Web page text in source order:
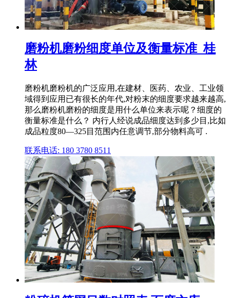
磨粉机磨粉细度单位及衡量标准_桂
林
磨粉机磨粉机的广泛应用,在建材、医药、农业、工业领
域得到应用已有很长的年代,对粉末的细度要求越来越高,
那么磨粉机磨粉的细度是用什么单位来表示呢？细度的
衡量标准是什么？ 内行人经说成品细度达到多少目,比如
成品粒度80—325目范围内任意调节,部分物料高可 .
联系电话: 180 3780 8511